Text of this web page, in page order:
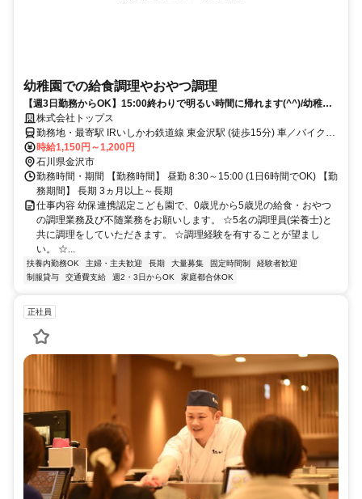
幼稚園での給食調理やおやつ調理
【週3日勤務からOK】15:00終わりで明るい時間に帰れます(^^)/幼稚園
での給食調理員
株式会社トップス
勤務地・最寄駅 IRいしかわ鉄道線 東金沢駅 (徒歩15分) 車／バイク／
自転車通勤OK
時給1,150円～1,200円
石川県金沢市
勤務時間・期間 【勤務時間】 昼勤 8:30～15:00 (1日6時間でOK) 【勤
務期間】 長期 3ヵ月以上～長期
仕事内容 幼保連携認定こども園で、0歳児から5歳児の給食・おやつ
の調理業務及び不随業務をお願いします。 ☆5名の調理員(栄養士)と
共に調理をしていただきます。 ☆調理経験を有することが望まし
い。 ☆...
扶養内勤務OK 主婦・主夫歓迎 長期 大量募集 固定時間制
経験者歓迎
制服貸与
交通費支給 週2・3日からOK 家庭都合休OK
正社員